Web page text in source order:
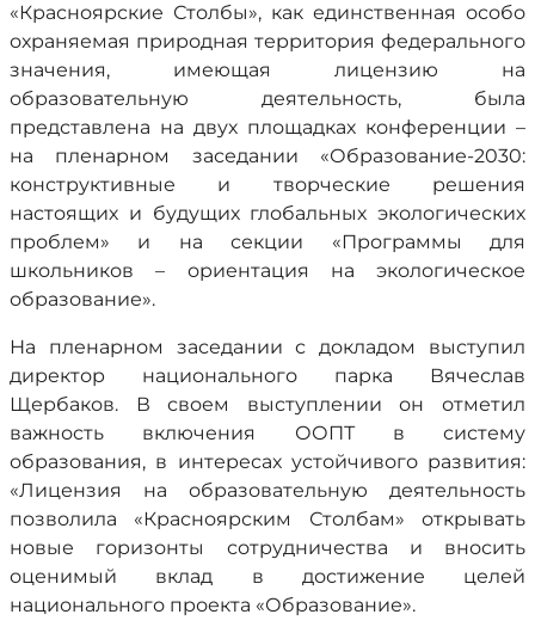
«Красноярские Столбы», как единственная особо
охраняемая природная территория федерального
значения, имеющая лицензию на
образовательную деятельность, была
представлена на двух площадках конференции –
на пленарном заседании «Образование-2030:
конструктивные и творческие решения
настоящих и будущих глобальных экологических
проблем» и на секции «Программы для
школьников – ориентация на экологическое
образование».
На пленарном заседании с докладом выступил
директор национального парка Вячеслав
Щербаков. В своем выступлении он отметил
важность включения ООПТ в систему
образования, в интересах устойчивого развития:
«Лицензия на образовательную деятельность
позволила «Красноярским Столбам» открывать
новые горизонты сотрудничества и вносить
оценимый вклад в достижение целей
национального проекта «Образование».